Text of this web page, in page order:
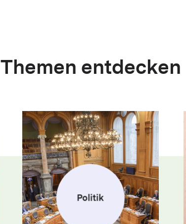
Themen entdecken
Politik